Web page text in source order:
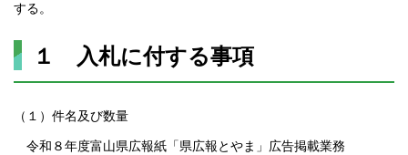
する。
１ 入札に付する事項
（１）件名及び数量
令和８年度富山県広報紙「県広報とやま」広告掲載業務